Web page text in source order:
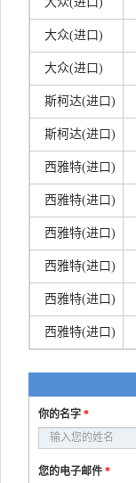
大众(进口)
大众(进口)
斯柯 达(进口)
斯柯 达(进口)
西雅特(进口)
西雅特(进口)
西雅特(进口)
西雅特(进口)
西雅特(进口)
西雅特(进口)
你的名字 *
您的电子邮件 *